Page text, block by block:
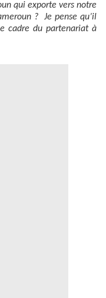
qui exporte vers notre
? Je pense qu’il
cadre du partenariat à